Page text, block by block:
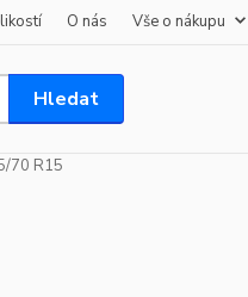
O nás Vše o nákupu
Hledat
70 R15